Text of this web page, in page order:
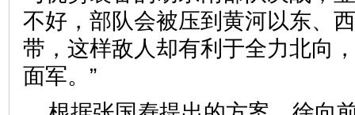
不好，部队会被压到黄河以东、
带，这样敌人却有利于全力北向
面军。”